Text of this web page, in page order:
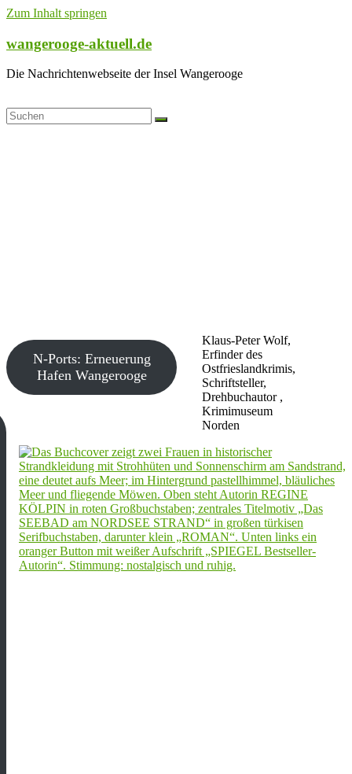
Zum Inhalt springen
wangerooge-aktuell.de
Die Nachrichtenwebseite der Insel Wangerooge
Klaus-Peter Wolf,
Erfinder des
Ostfrieslandkrimis,
Schriftsteller,
Drehbuchautor ,
Krimimuseum
Norden
N-Ports: Erneuerung
Hafen Wangerooge